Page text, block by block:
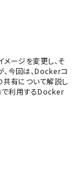
ージを変更し、そ
今回は、Dockerコ
共有について解説し
で利用するDocker